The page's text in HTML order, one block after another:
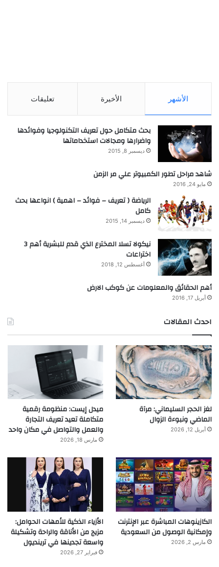
الأشهر الأخيرة تعليقات
بحث متكامل حول تعريف التكنولوجيا وفوائدها
واضرارها ومجالات استخداماتها
ديسمبر 8, 2015
شاهد مراحل تطور الكمبيوتر علي مر الزمن
مايو 24, 2016
الرياضة ( تعريف – فوائد – اهمية ) انواعها بحث
كامل
ديسمبر 14, 2015
نيكولا تسلا المخترع الذي قدم للبشرية أهم 3
اختراعات
أغسطس 12, 2018
أهم الحقائق والمعلومات عن كوكب الارض
أبريل 17, 2016
احدث المقالات
لغز الحجر السليماني: مرآة
الماضي ونبوءة الزوال
أبريل 12, 2026
ميدل إيست: منظومة رقمية
متكاملة تعيد تعريف التجارة
والعمل والتواصل في مكان واحد
مارس 18, 2026
الكازينوهات المباشرة عبر الإنترنت
وإمكانية الوصول من السعودية
مارس 2, 2026
الأزياء الذكية للأمهات الحوامل:
مزيج من الأناقة والراحة وتشكيلة
واسعة تجدينها في ترينديول
فبراير 27, 2026